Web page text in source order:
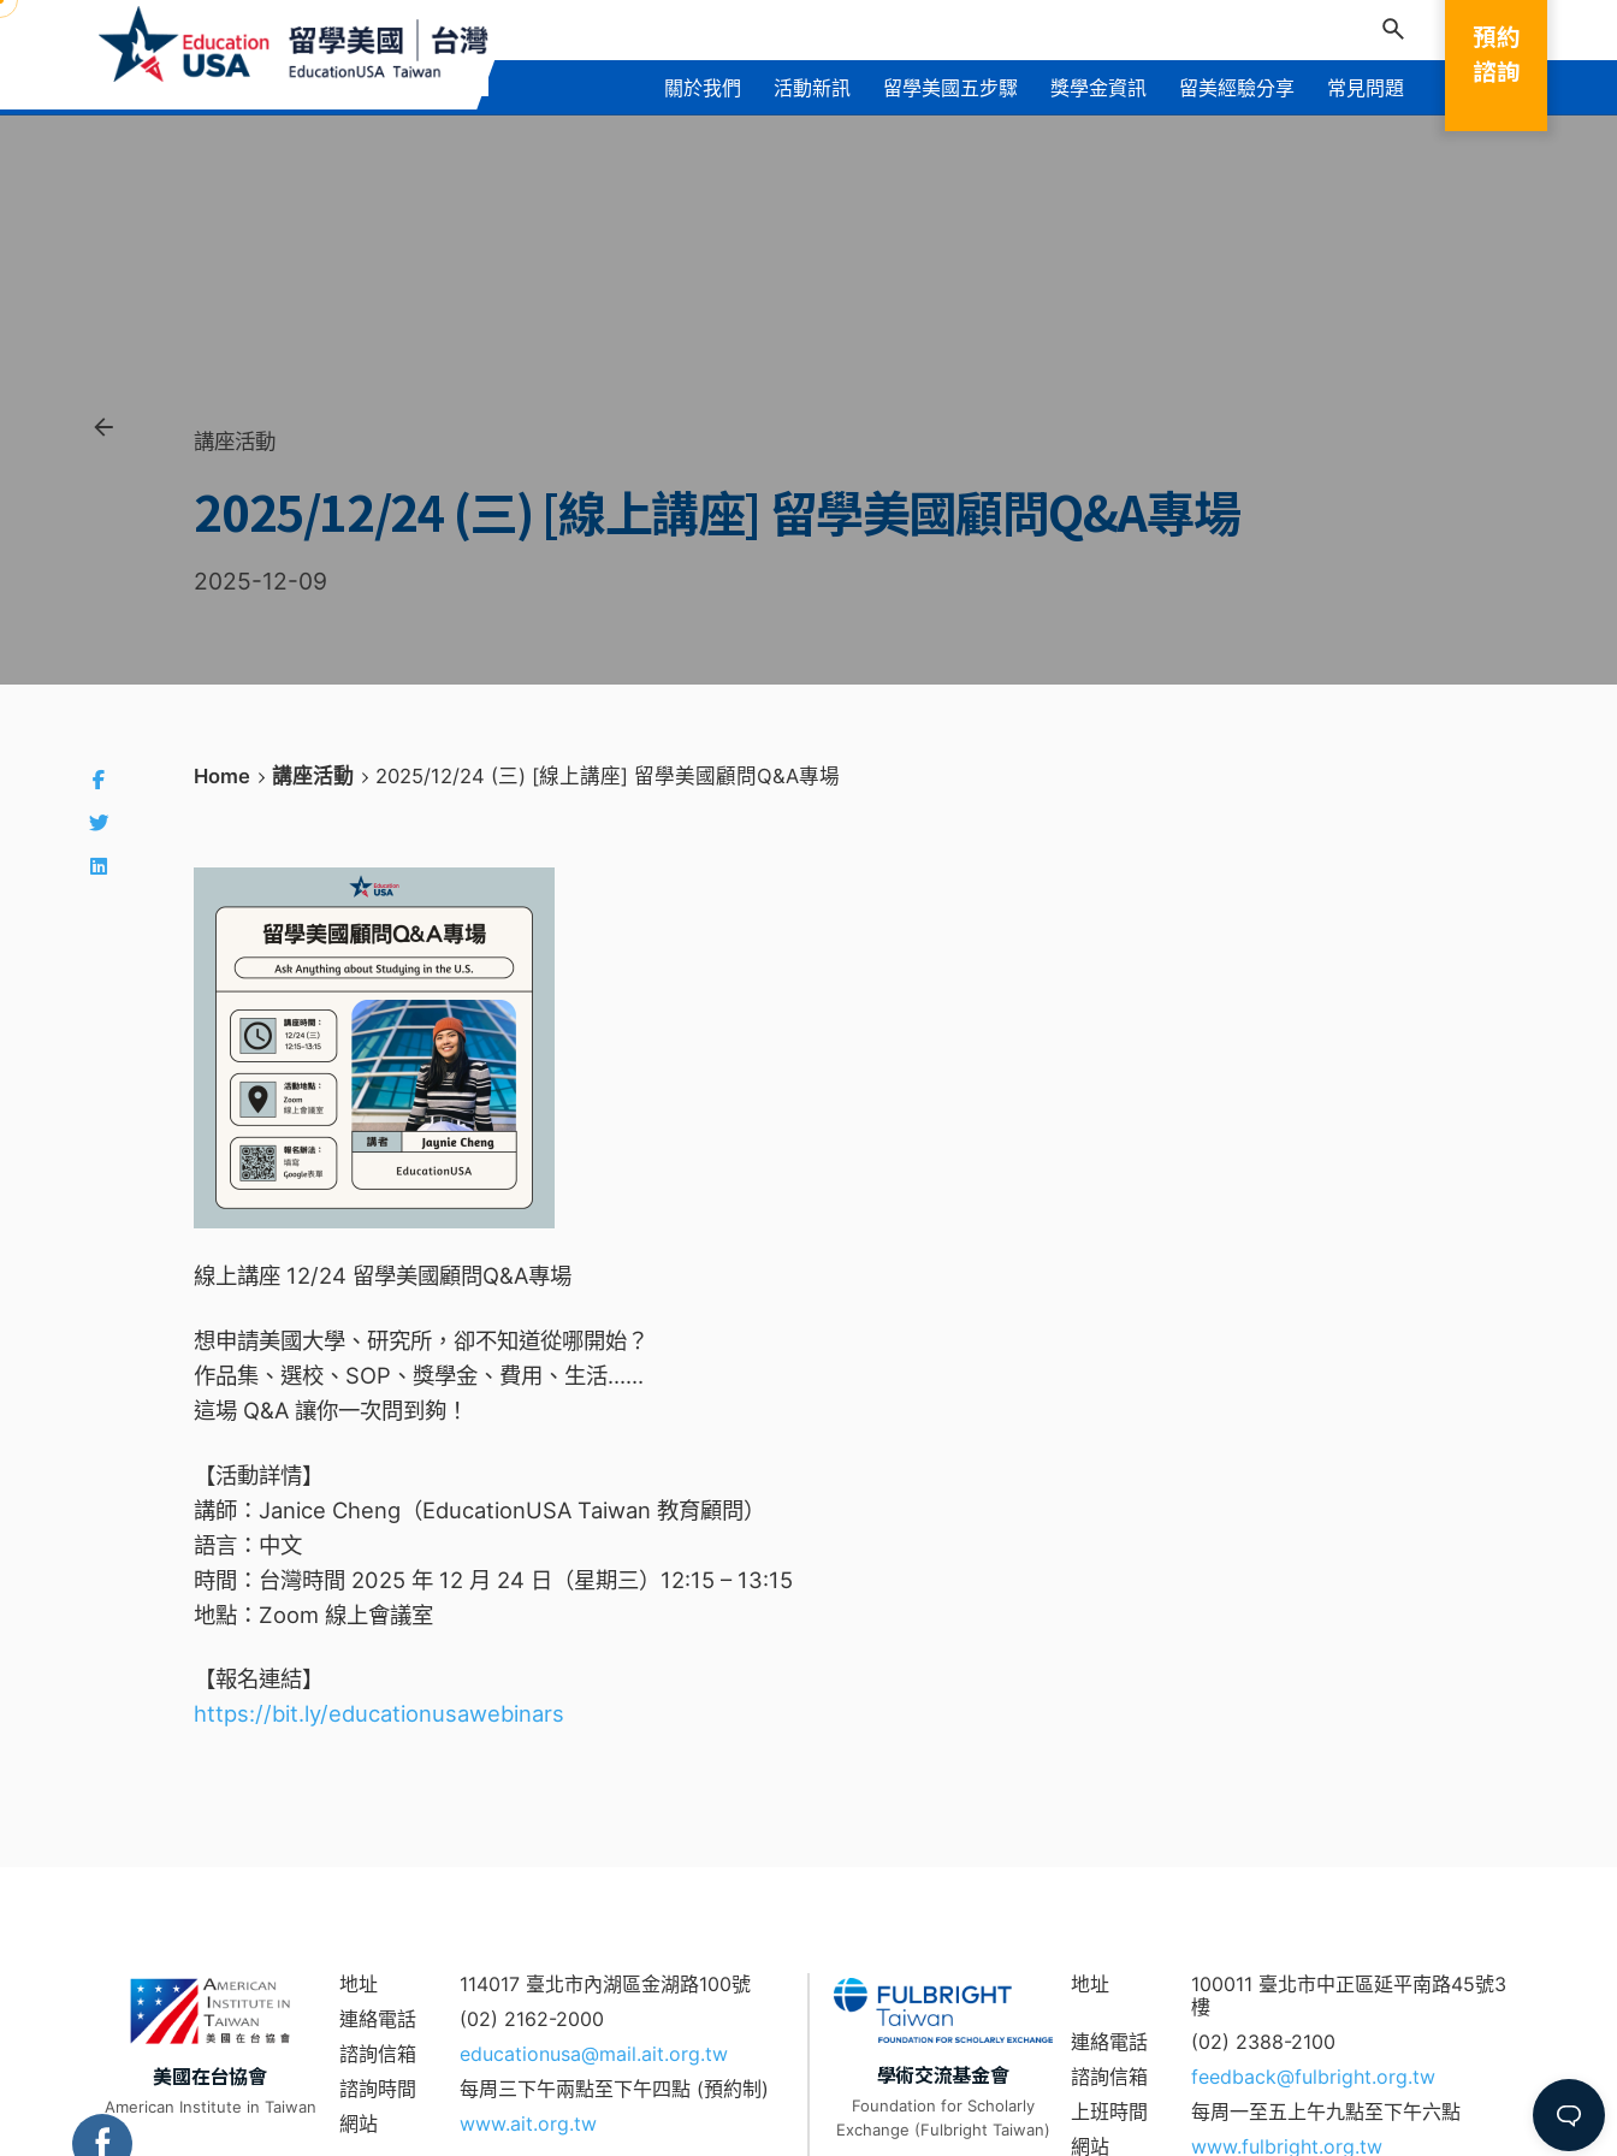
Skip
關於我們 活動新訊 留學美國五步驟 獎學金資訊 留美經驗分享 常見問題
預約
諮詢
講座活動
2025/12/24 (三) [線上講座] 留學美國顧問Q&A專場
2025-12-09
Home 講座活動 2025/12/24 (三) [線上講座] 留學美國顧問Q&A專場
線上講座 12/24 留學美國顧問Q&A專場
想申請美國大學、研究所，卻不知道從哪開始？
作品集、選校、SOP、獎學金、費用、生活……
這場 Q&A 讓你一次問到夠！
【活動詳情】
講師：Janice Cheng（EducationUSA Taiwan 教育顧問）
語言：中文
時間：台灣時間 2025 年 12 月 24 日（星期三）12:15 – 13:15
地點：Zoom 線上會議室
【報名連結】
https://bit.ly/educationusawebinars
美國在台協會
American Institute in Taiwan
地址
114017 臺北市內湖區金湖路100號
連絡電話
(02) 2162-2000
諮詢信箱
educationusa@mail.ait.org.tw
諮詢時間
每周三下午兩點至下午四點 (預約制)
網站
www.ait.org.tw
學術交流基金會
Foundation for Scholarly
Exchange (Fulbright Taiwan)
地址
100011 臺北市中正區延平南路45號3
樓
連絡電話
(02) 2388-2100
諮詢信箱
feedback@fulbright.org.tw
上班時間
每周一至五上午九點至下午六點
網站
www.fulbright.org.tw